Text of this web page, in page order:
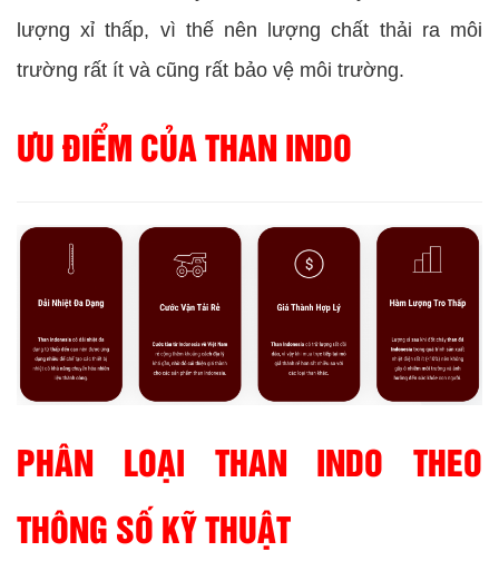
lượng xỉ thấp, vì thế nên lượng chất thải ra môi
trường rất ít và cũng rất bảo vệ môi trường.
ƯU ĐIỂM CỦA THAN INDO
PHÂN LOẠI THAN INDO THEO
THÔNG SỐ KỸ THUẬT